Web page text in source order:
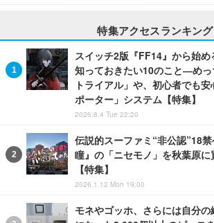
特集アクセスランキング
スイッチ2版『FF14』から始め
知っておきたい10のこと―めっ
トライアル」や、初心者でも
ポーター」システム【特集】
2026.8.4 Tue 22:20
伝説的スーファミ“非公認”18
瞳』の「ニセモノ」を秋葉原に
【特集】
2026.1.12 Mon 19:00
モネやゴッホ、さらには自分の